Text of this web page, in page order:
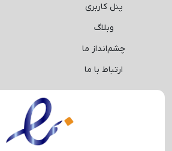
پنل کاربری
وبلاگ
چشم‌انداز ما
ارتباط با ما